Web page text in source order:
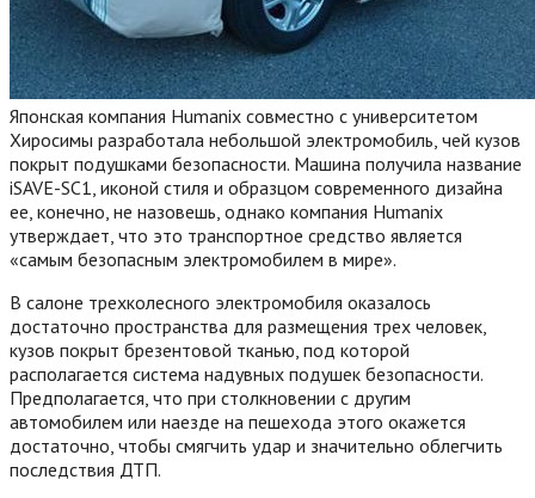
Японская компания Humanix совместно с университетом
Хиросимы разработала небольшой электромобиль, чей кузов
покрыт подушками безопасности. Машина получила название
iSAVE-SC1, иконой стиля и образцом современного дизайна
ее, конечно, не назовешь, однако компания Humanix
утверждает, что это транспортное средство является
«самым безопасным электромобилем в мире».
В салоне трехколесного электромобиля оказалось
достаточно пространства для размещения трех человек,
кузов покрыт брезентовой тканью, под которой
располагается система надувных подушек безопасности.
Предполагается, что при столкновении с другим
автомобилем или наезде на пешехода этого окажется
достаточно, чтобы смягчить удар и значительно облегчить
последствия ДТП.